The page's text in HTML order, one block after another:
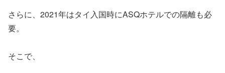
さらに、2021年はタイ入国時にASQホテルでの隔離も必
要。
そこで、